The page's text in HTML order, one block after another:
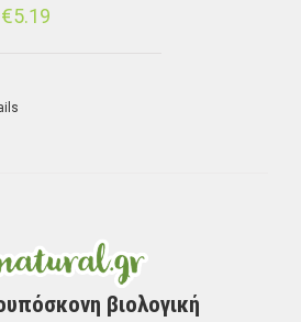
€5.19
βιολογική